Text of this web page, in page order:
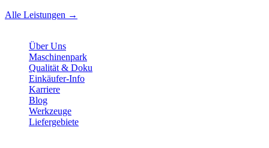
Alle Leistungen →
Über Uns
Maschinenpark
Qualität & Doku
Einkäufer-Info
Karriere
Blog
Werkzeuge
Liefergebiete